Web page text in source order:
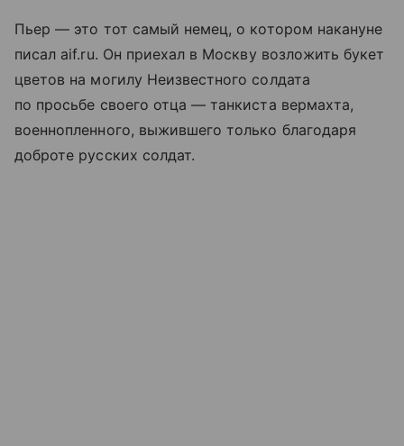
Пьер — это тот самый немец, о котором накануне
писал аif.ru. Он приехал в Москву возложить букет
цветов на могилу Неизвестного солдата
по просьбе своего отца — танкиста вермахта,
военнопленного, выжившего только благодаря
доброте русских солдат.